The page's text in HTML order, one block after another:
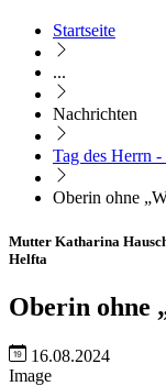
Startseite
...
Nachrichten
Tag des Herrn
Oberin ohne
Mutter Katharina
Helfta
Oberin ohne
16.08.2024
Image